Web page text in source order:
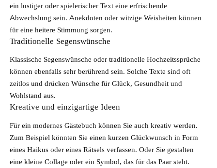
ein lustiger oder spielerischer Text eine erfrischende
Abwechslung sein. Anekdoten oder witzige Weisheiten können
für eine heitere Stimmung sorgen.
Traditionelle Segenswünsche
Klassische Segenswünsche oder traditionelle Hochzeitssprüche
können ebenfalls sehr berührend sein. Solche Texte sind oft
zeitlos und drücken Wünsche für Glück, Gesundheit und
Wohlstand aus.
Kreative und einzigartige Ideen
Für ein modernes Gästebuch können Sie auch kreativ werden.
Zum Beispiel könnten Sie einen kurzen Glückwunsch in Form
eines Haikus oder eines Rätsels verfassen. Oder Sie gestalten
eine kleine Collage oder ein Symbol, das für das Paar steht.